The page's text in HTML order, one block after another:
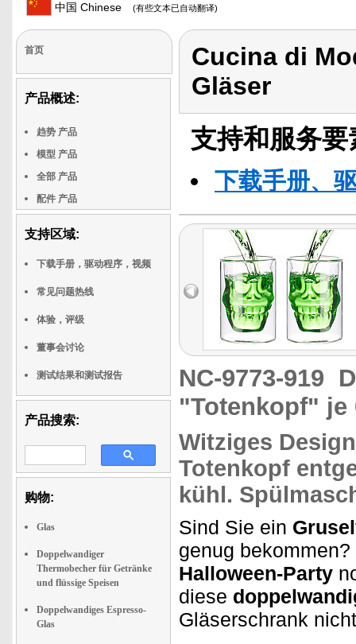
中国 Chinese (有些文本已自动翻译)
首页
产品概述:
趋势 产品
模型 产品
全部 产品
配件 产品
支持区域:
下载手册，驱动程序，视频
常见问题热线
体验，评级
董事会讨论
测试结果和测试报告
产品搜索:
购物:
Glas
Doppelwandiger
Thermobecher für Getränke
und flüssige Speisen
Doppelwandiges Espresso-
Glas
Cucina di
Gläser
支持和服务要
下载手册、
NC-9773-919
"Totenkopf" je
Witziges
Totenkopf
kühl.
Sind Sie ein
genug
Halloween-Party
diese
Gläserschrank